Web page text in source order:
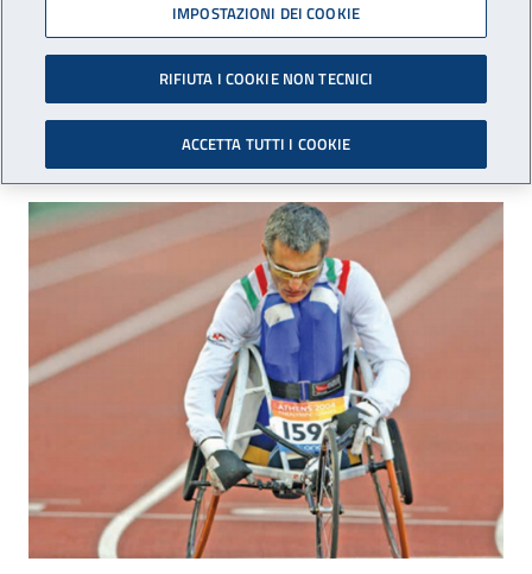
Evento - "Notte bianca
dello sport paralimpico"
Sigillo (Pg) - sabato 8 settembre 2018
Evento - "Notte bianca dello sport
IMPOSTAZIONI DEI COOKIE
RIFIUTA I COOKIE NON TECNICI
ACCETTA TUTTI I COOKIE